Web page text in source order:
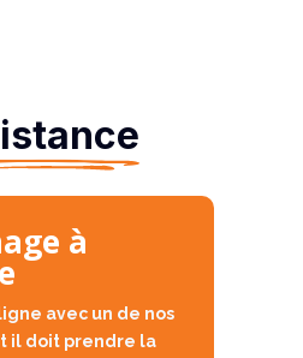
à
avec un de nos
il doit prendre la